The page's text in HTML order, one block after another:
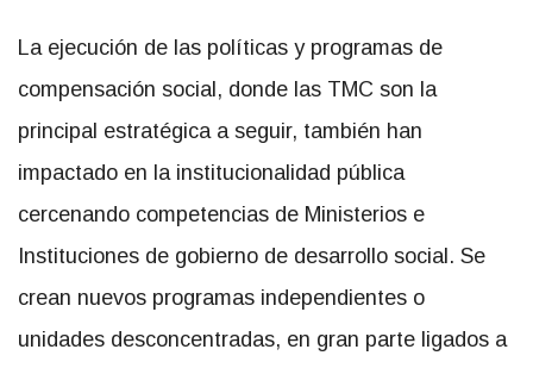
La ejecución de las políticas y programas de
compensación social, donde las TMC son la
principal estratégica a seguir, también han
impactado en la institucionalidad pública
cercenando competencias de Ministerios e
Instituciones de gobierno de desarrollo social. Se
crean nuevos programas independientes o
unidades desconcentradas, en gran parte ligados a